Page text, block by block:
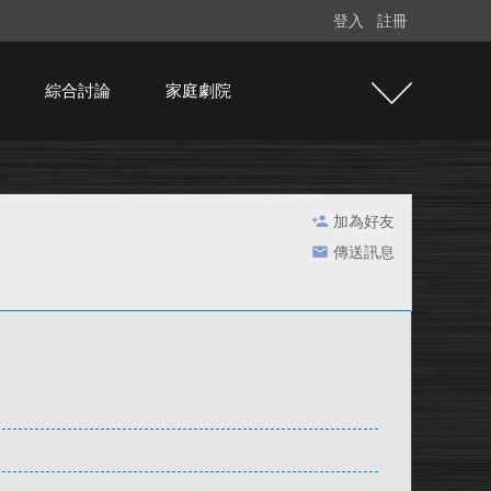
登入 註冊
綜合討論 家庭劇院
加為好友
傳送訊息